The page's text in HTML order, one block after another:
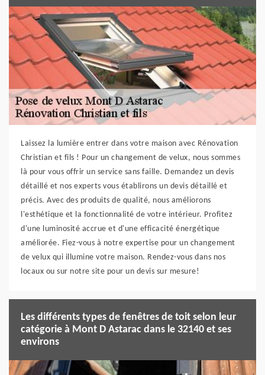
Laissez la lumière entrer dans votre maison avec Rénovation
Christian et fils ! Pour un changement de velux, nous sommes
là pour vous offrir un service sans faille. Demandez un devis
détaillé et nos experts vous établirons un devis détaillé et
précis. Avec des produits de qualité, nous améliorons
l'esthétique et la fonctionnalité de votre intérieur. Profitez
d'une luminosité accrue et d'une efficacité énergétique
améliorée. Fiez-vous à notre expertise pour un changement
de velux qui illumine votre maison. Rendez-vous dans nos
locaux ou sur notre site pour un devis sur mesure!
Les différents types de fenêtres de toit selon leur
catégorie à Mont D Astarac dans le 32140 et ses
environs